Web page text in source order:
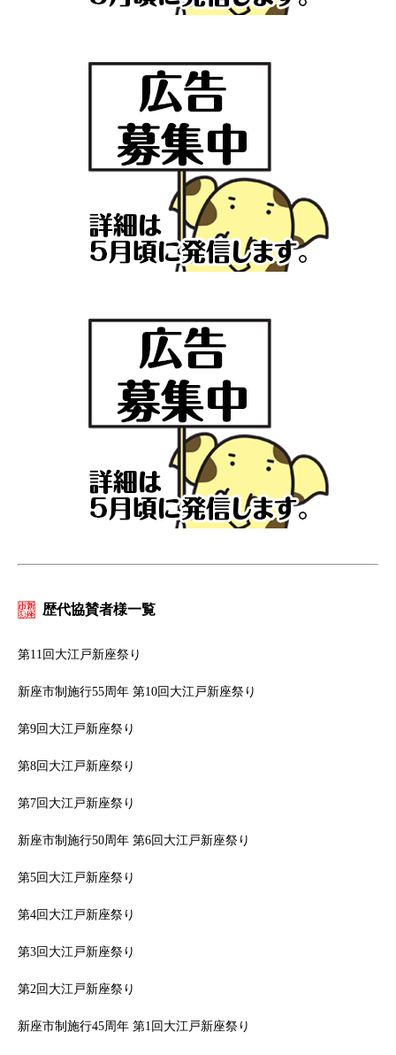
歴代協賛者様一覧
第11回大江戸新座祭り
新座市制施行55周年 第10回大江戸新座祭り
第9回大江戸新座祭り
第8回大江戸新座祭り
第7回大江戸新座祭り
新座市制施行50周年 第6回大江戸新座祭り
第5回大江戸新座祭り
第4回大江戸新座祭り
第3回大江戸新座祭り
第2回大江戸新座祭り
新座市制施行45周年 第1回大江戸新座祭り